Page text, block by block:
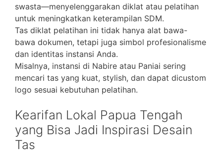
swasta—menyelenggarakan diklat atau pelatihan
untuk meningkatkan keterampilan SDM.
Tas diklat pelatihan ini tidak hanya alat bawa-
bawa dokumen, tetapi juga simbol profesionalisme
dan identitas instansi Anda.
Misalnya, instansi di Nabire atau Paniai sering
mencari tas yang kuat, stylish, dan dapat dicustom
logo sesuai kebutuhan pelatihan.
Kearifan Lokal Papua Tengah
yang Bisa Jadi Inspirasi Desain
Tas